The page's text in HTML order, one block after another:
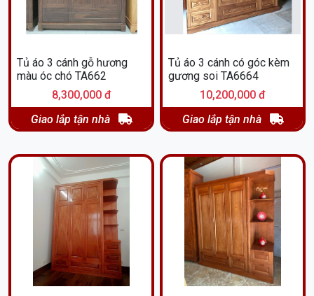
Tủ áo 3 cánh gỗ hương
màu óc chó TA662
8,300,000 đ
Giao lắp tận nhà
Tủ áo 3 cánh có góc kèm
gương soi TA6664
10,200,000 đ
Giao lắp tận nhà